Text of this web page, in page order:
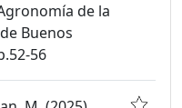
de la
Buenos
56